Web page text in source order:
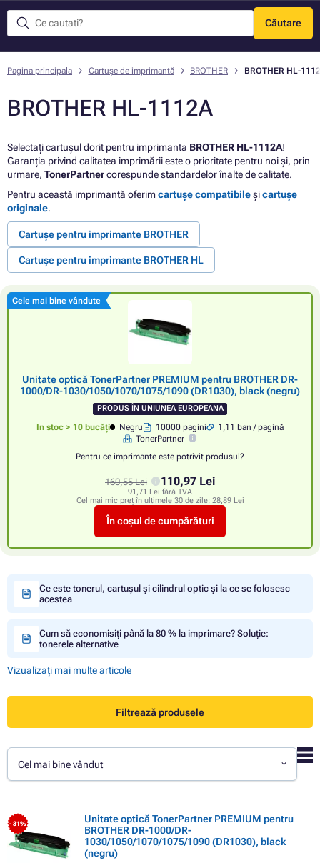
Căutare
Meniu
Pagina principala Cartușe de imprimantă BROTHER BROTHER HL-
BROTHER HL-1112A
Selectați cartușul dorit pentru imprimanta BROTHER HL-1112A!
Garanția privind calitatea imprimării este o prioritate pentru noi și, prin
urmare, TonerPartnercorespunde standardelor înalte de calitate.
Pentru această imprimantă oferimcartușe compatibileșicartușe
originale.
Cartușe pentru imprimante BROTHER
Cartușe pentru imprimante BROTHER HL
Cele mai bine vândute
Unitate optică TonerPartner PREMIUM pentru BROTHER DR-
1000/DR-1030/1050/1070/1075/1090 (DR1030), black (negru)
PRODUS ÎN UNIUNEA EUROPEANA
In stoc > 10 bucăți Negru 10000 pagini
1,11 ban / pagină
TonerPartner
Pentru ce imprimante este potrivit produsul?
160,55 Lei 110,97 Lei
91,71 Lei fără TVA
Cel mai mic preț în ultimele 30 de zile: 28,89 Lei
În coșul de cumpărături
Ce este tonerul, cartușul și cilindrul optic și la ce se folosesc
acestea
Cum să economisiți până la 80 % la imprimare? Soluție:
tonerele alternative
Vizualizați mai multe articole
Filtrează produsele
Cel mai bine vândut
- 31%
Unitate optică TonerPartner PREMIUM pentru
BROTHER DR-1000/DR-
1030/1050/1070/1075/1090 (DR1030), black
(negru)